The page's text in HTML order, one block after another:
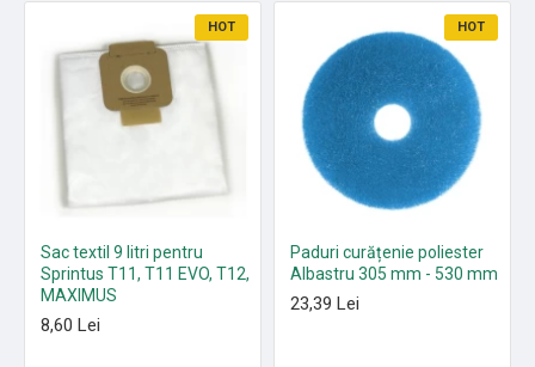
HOT
Sac textil 9 litri pentru
Sprintus T11, T11 EVO, T12,
MAXIMUS
8,60 Lei
HOT
Paduri curățenie poliester
Albastru 305 mm - 530 mm
23,39 Lei